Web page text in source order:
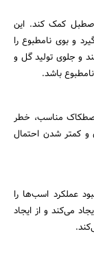
کمک کند. این
و بوی نامطبوع را
و جلوی تولید گل و
باشد.
مناسب، خطر
کمتر شدن احتمال
عملکرد اسب‌ها را
می‌کند و از ایجاد